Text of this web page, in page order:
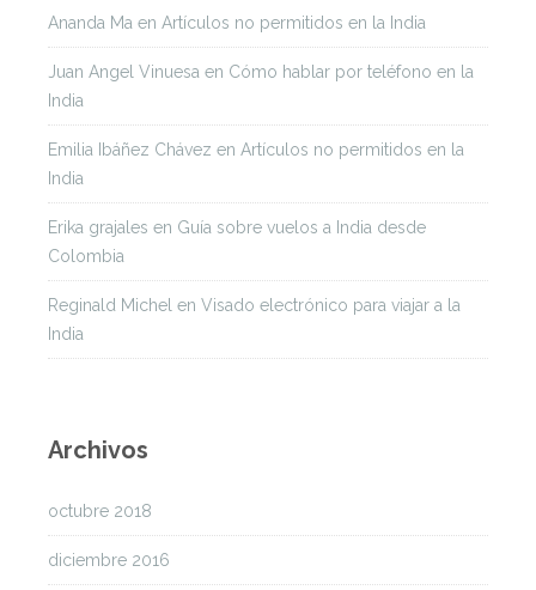
Ananda Ma en Artículos no permitidos en la India
Juan Angel Vinuesa en Cómo hablar por teléfono en la
India
Emilia Ibáñez Chávez en Artículos no permitidos en la
India
Erika grajales en Guía sobre vuelos a India desde
Colombia
Reginald Michel en Visado electrónico para viajar a la
India
Archivos
octubre 2018
diciembre 2016